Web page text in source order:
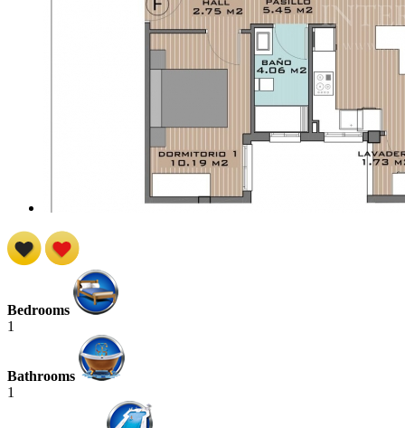
Bedrooms
1
Bathrooms
1